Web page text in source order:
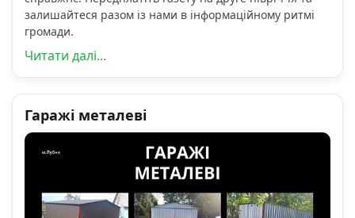
залишайтеся разом із нами в інформаційному ритмі
громади.
Читати далі...
Гаражі металеві